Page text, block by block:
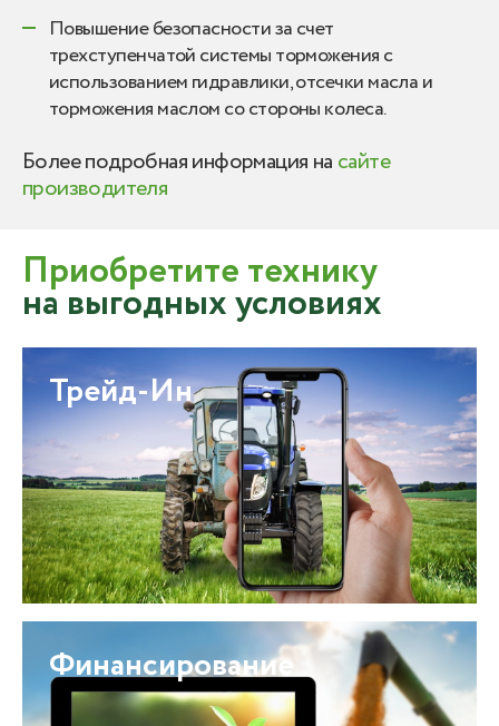
Повышение безопасности за счет
трехступенчатой системы торможения с
использованием гидравлики, отсечки масла и
торможения маслом со стороны колеса.
Более подробная информация на сайте
производителя
Приобретите технику
на выгодных условиях
Трейд-Ин
Финансирование